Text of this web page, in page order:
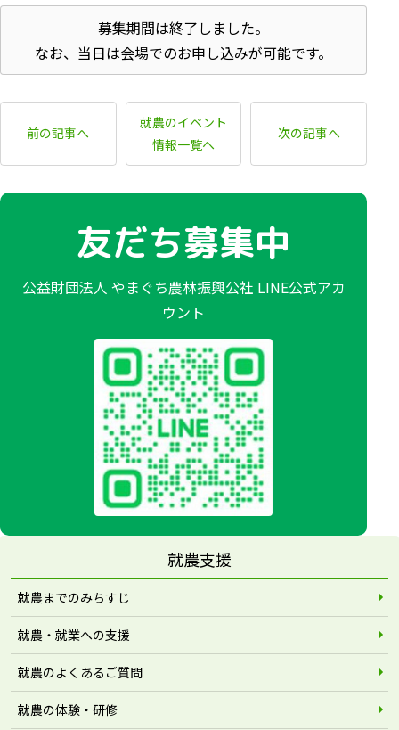
募集期間は終了しました。
なお、当日は会場でのお申し込みが可能です。
前の記事へ
就農のイベント
情報一覧へ
次の記事へ
友だち募集中
公益財団法人 やまぐち農林振興公社 LINE公式アカ
ウント
就農支援
就農までのみちすじ
就農・就業への支援
就農のよくあるご質問
就農の体験・研修